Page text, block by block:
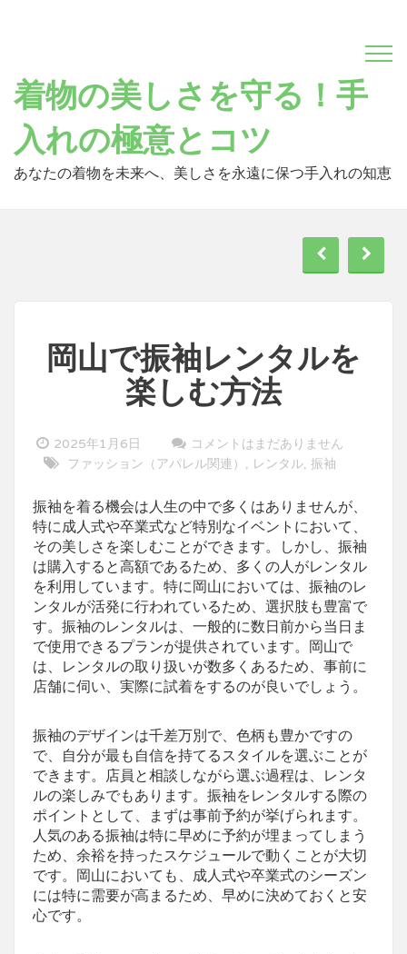
着物の美しさを守る！手
入れの極意とコツ
あなたの着物を未来へ、美しさを永遠に保つ手入れの知恵
岡山で振袖レンタルを
楽しむ方法
2025年1月6日
コメントはまだありません
ファッション（アパレル関連）
レンタル 振袖
振袖を着る機会は人生の中で多くはありませんが、
特に成人式や卒業式など特別なイベントにおいて、
その美しさを楽しむことができます。
しかし、振袖
は購入すると高額であるため、多くの人がレンタル
を利用しています。特に岡山においては、振袖のレ
ンタルが活発に行われているため、選択肢も豊富で
す。振袖のレンタルは、一般的に数日前から当日ま
で使用できるプランが提供されています。岡山で
は、レンタルの取り扱いが数多くあるため、事前に
店舗に伺い、実際に試着をするのが良いでしょう。
振袖のデザインは千差万別で、色柄も豊かですの
で、自分が最も自信を持てるスタイルを選ぶことが
できます。店員と相談しながら選ぶ過程は、レンタ
ルの楽しみでもあります。振袖をレンタルする際の
ポイントとして、まずは事前予約が挙げられます。
人気のある振袖は特に早めに予約が埋まってしまう
ため、余裕を持ったスケジュールで動くことが大切
です。岡山においても、成人式や卒業式のシーズン
には特に需要が高まるため、早めに決めておくと安
心です。